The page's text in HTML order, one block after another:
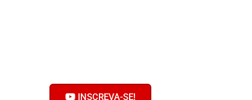
INSCREVA-SE!